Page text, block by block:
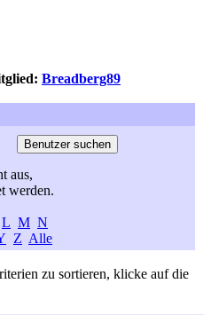
Breadberg89
aus,
werden.
L M N
Z Alle
zu sortieren, klicke auf die